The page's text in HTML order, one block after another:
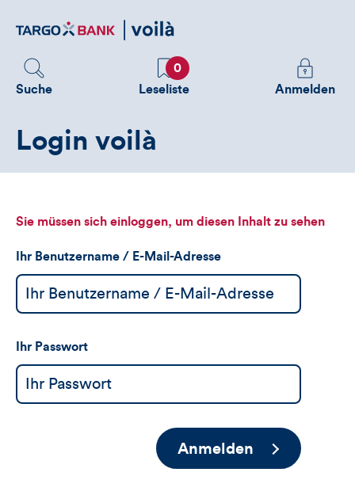
zum
Suche
Favoriten
0
Leseliste
Melden
Sie
sehen
Anmelden
Login voilà
Sie müssen sich einloggen, um diesen Inhalt zu sehen
Ihr Benutzername / E-Mail-Adresse
Ihr Passwort
Anmelden